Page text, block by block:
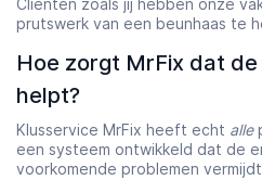
Cliënten zoals jij hebben onze
prutswerk van een beunhaas te
Hoe zorgt MrFix dat
helpt?
Klusservice MrFix heeft echt alle
een systeem ontwikkeld dat de
voorkomende problemen